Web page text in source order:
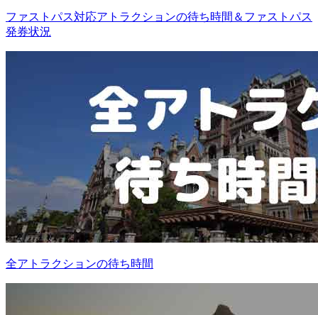
ファストパス対応アトラクションの待ち時間＆ファストパス
発券状況
全アトラクションの待ち時間